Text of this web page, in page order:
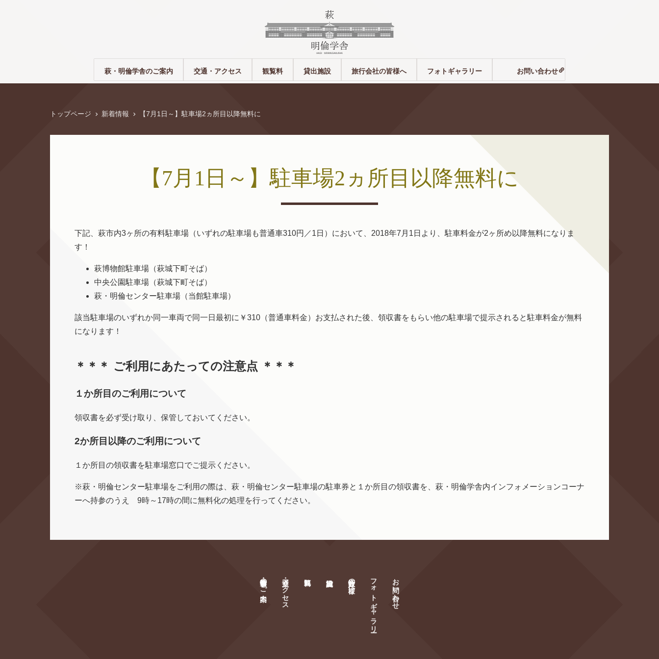
萩・明倫学舎のご案内 交通・アクセス 観覧料 貸出施設 旅行会社の皆様へ フォトギャラリー お問い合わせ
トップページ 新着情報 【7月1日～】駐車場2ヵ所目以降無料に
【7月1日～】駐車場2ヵ所目以降無料に
下記、萩市内3ヶ所の有料駐車場（いずれの駐車場も普通車310円／1日）において、2018年7月1日より、駐車料金が2ヶ所め以降無料になりま
す！
萩博物館駐車場（萩城下町そば）
中央公園駐車場（萩城下町そば）
萩・明倫センター駐車場（当館駐車場）
該当駐車場のいずれか同一車両で同一日最初に￥310（普通車料金）お支払された後、領収書をもらい他の駐車場で提示されると駐車料金が無料
になります！
＊＊＊ ご利用にあたっての注意点 ＊＊＊
１か所目のご利用について
領収書を必ず受け取り、保管しておいてください。
2か所目以降のご利用について
１か所目の領収書を駐車場窓口でご提示ください。
※萩・明倫センター駐車場をご利用の際は、萩・明倫センター駐車場の駐車券と１か所目の領収書を、萩・明倫学舎内インフォメーションコーナ
ーへ持参のうえ 9時～17時の間に無料化の処理を行ってください。
お問い合わせ
フォトギャラリー
旅行会社の皆様へ
交通・アクセス
萩・明倫学舎のご案内